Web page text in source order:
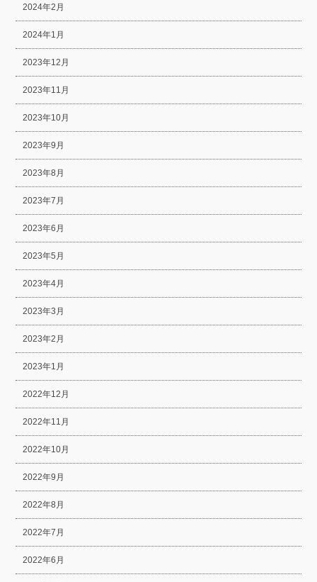
2024年2月
2024年1月
2023年12月
2023年11月
2023年10月
2023年9月
2023年8月
2023年7月
2023年6月
2023年5月
2023年4月
2023年3月
2023年2月
2023年1月
2022年12月
2022年11月
2022年10月
2022年9月
2022年8月
2022年7月
2022年6月